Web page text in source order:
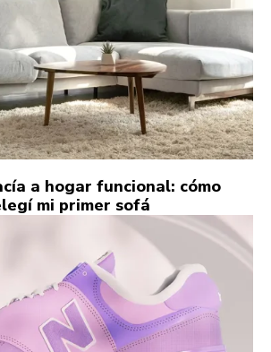
a hogar funcional: cómo
mi primer sofá